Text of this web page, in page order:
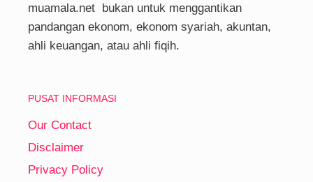
muamala.net bukan untuk menggantikan
pandangan ekonom, ekonom syariah, akuntan,
ahli keuangan, atau ahli fiqih.
PUSAT INFORMASI
Our Contact
Disclaimer
Privacy Policy